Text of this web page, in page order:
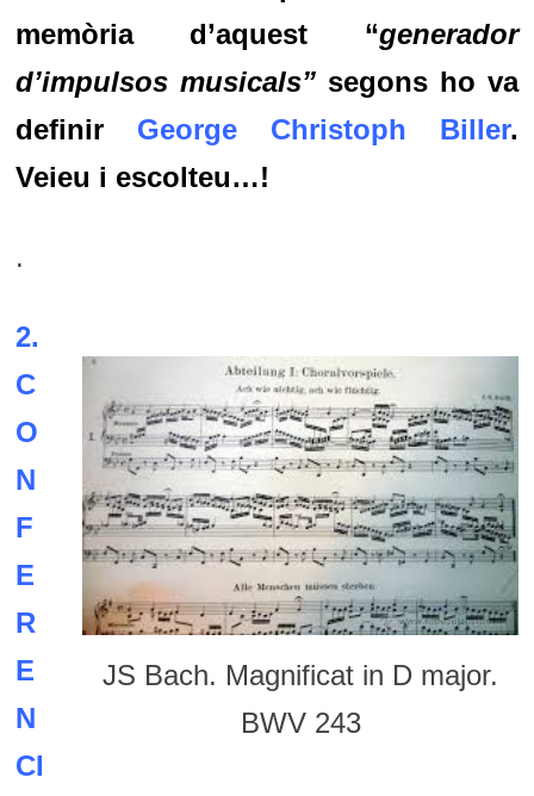
memòria d’aquest “generador
d’impulsos musicals”segons ho va
definir
George Christoph Biller.
Veieu i escolteu…!
.
JS Bach. Magnificat in D major.
BWV 243
2.
C
O
N
F
E
R
E
N
CI